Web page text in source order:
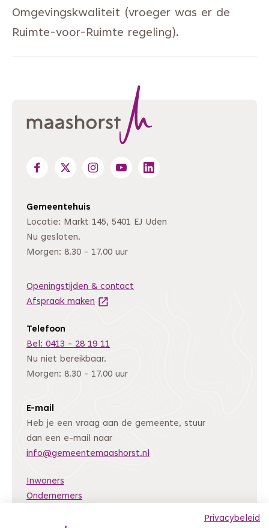
Privacybeleid
Omgevingskwaliteit (vroeger was er de
Ruimte-voor-Ruimte regeling).
Gemeentehuis
Locatie: Markt 145, 5401 EJ Uden
Nu gesloten.
Morgen: 8.30 - 17.00 uur
Openingstijden & contact
Afspraak maken (Deze link gaat naar een andere
Telefoon
Bel: 0413 - 28 19 11
Nu niet bereikbaar.
Morgen: 8.30 - 17.00 uur
E-mail
Heb je een vraag aan de gemeente, stuur
dan een e-mail naar
info@gemeentemaashorst.nl
Inwoners
Ondernemers